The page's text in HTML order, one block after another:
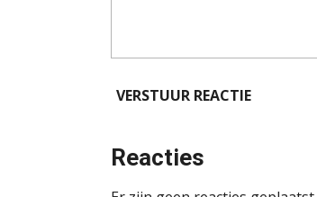
VERSTUUR REACTIE
Reacties